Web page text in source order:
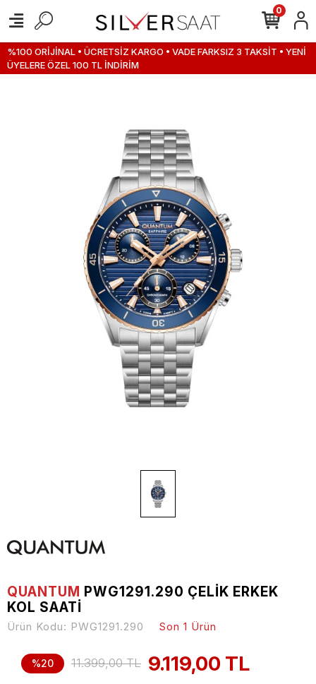
%100 ORİJİNAL • ÜCRETSİZ KARGO • VADE FARKSIZ 3 TAKSİT • YENİ
ÜYELERE ÖZEL 100 TL İNDİRİM
0
QUANTUM PWG1291.290 ÇELIK ERKEK
KOL SAATI
Ürün Kodu: PWG1291.290 Son 1 Ürün
%20 11.399,00 TL 9.119,00 TL